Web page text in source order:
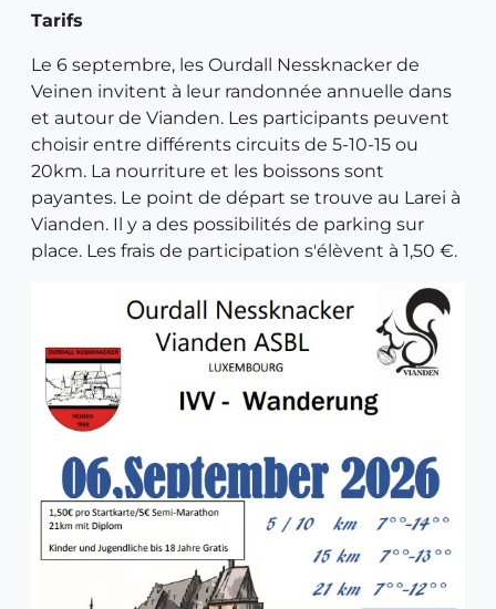
Tarifs
Le 6 septembre, les Ourdall Nessknacker de
Veinen invitent à leur randonnée annuelle dans
et autour de Vianden. Les participants peuvent
choisir entre différents circuits de 5-10-15 ou
20km. La nourriture et les boissons sont
payantes. Le point de départ se trouve au Larei à
Vianden. Il y a des possibilités de parking sur
place. Les frais de participation s'élèvent à 1,50 €.